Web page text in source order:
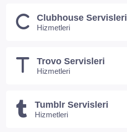
Clubhouse Servisleri
Hizmetleri
Trovo Servisleri
Hizmetleri
Tumblr Servisleri
Hizmetleri